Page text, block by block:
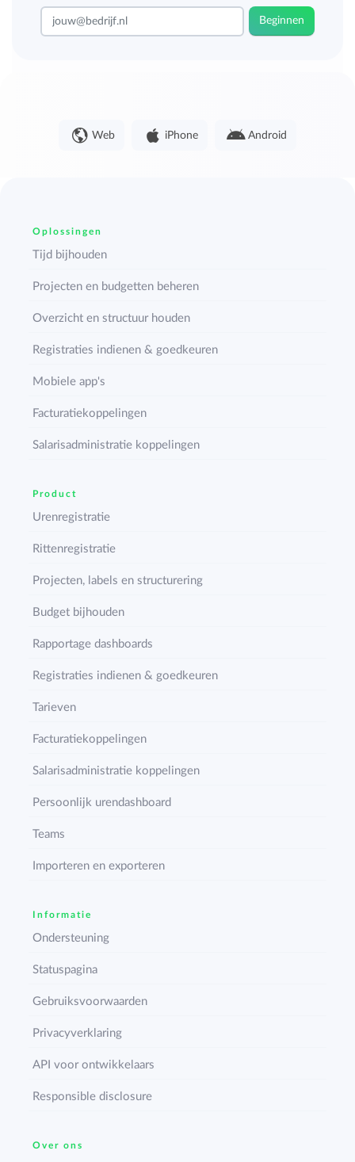
Beginnen
Web iPhone Android
Oplossingen
Tijd bijhouden
Projecten en budgetten beheren
Overzicht en structuur houden
Registraties indienen & goedkeuren
Mobiele app's
Facturatiekoppelingen
Salarisadministratie koppelingen
Product
Urenregistratie
Rittenregistratie
Projecten, labels en structurering
Budget bijhouden
Rapportage dashboards
Registraties indienen & goedkeuren
Tarieven
Facturatiekoppelingen
Salarisadministratie koppelingen
Persoonlijk urendashboard
Teams
Importeren en exporteren
Informatie
Ondersteuning
Statuspagina
Gebruiksvoorwaarden
Privacyverklaring
API voor ontwikkelaars
Responsible disclosure
Over ons